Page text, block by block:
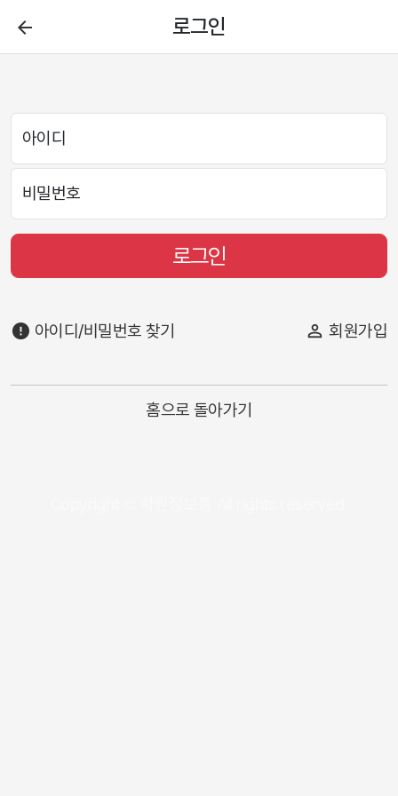
arrow_back 로그인
아이디
비밀번호
로그인
error 아이디/비밀번호 찾기 person_outline 회원가입
홈으로 돌아가기